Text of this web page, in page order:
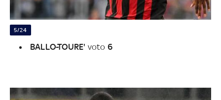
5/24
BALLO-TOURE' voto 6